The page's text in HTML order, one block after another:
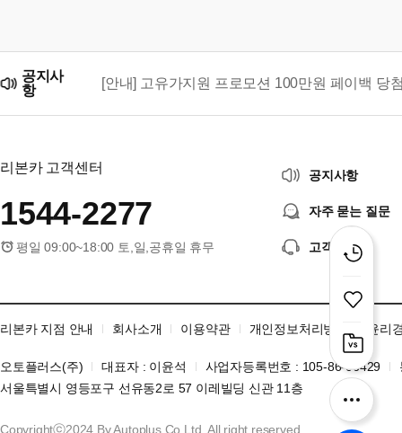
공지사
항
[안내] 고유가지원 프로모션 100만원 페이백 당
리본카 고객센터
1544-2277
평일 09:00~18:00 토,일,공휴일 휴무
공지사항
자주 묻는 질문
고객센터
리본카 지점 안내 회사소개 이용약관 개인정보처리방침 윤리
오토플러스(주) 대표자 : 이윤석 사업자등록번호 : 105-86-06429
서울특별시 영등포구 선유동2로 57 이레빌딩 신관 11층
Copyrightⓒ2024 By Autoplus.Co.Ltd. All right reserved.